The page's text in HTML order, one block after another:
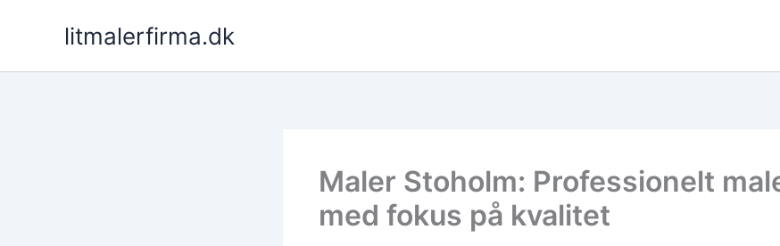
litmalerfirma.dk
Maler Stoholm: Professionelt
med fokus på kvalitet